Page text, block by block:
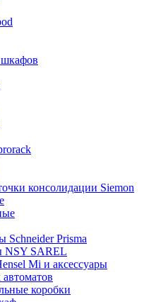
шкафов
консолидации Siemon
Schneider Prisma
NSY SAREL
Mi и аксессуары
коробки